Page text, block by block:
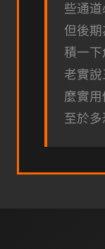
些通
但後期
積一下
老實
麼實用
至於